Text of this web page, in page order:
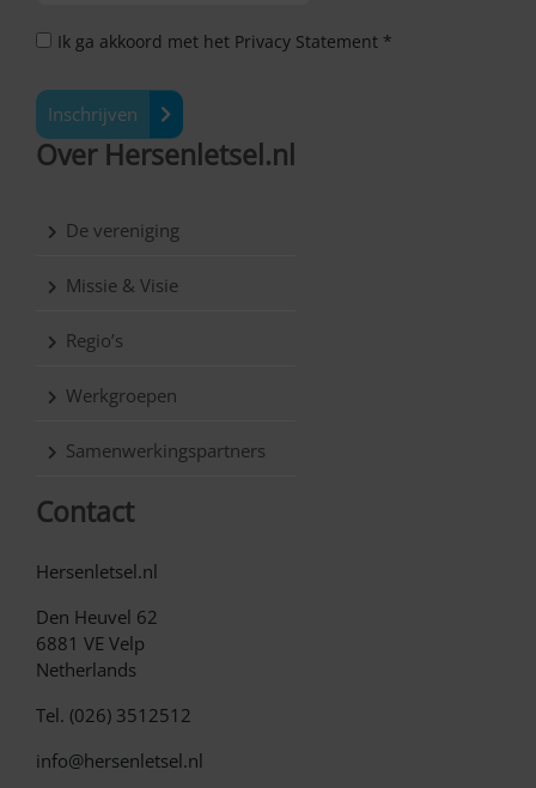
Ik ga akkoord met het Privacy Statement *
Inschrijven
Over Hersenletsel.nl
De vereniging
Missie & Visie
Regio’s
Werkgroepen
Samenwerkingspartners
Contact
Hersenletsel.nl
Den Heuvel 62
6881 VE Velp
Netherlands
Tel. (026) 3512512
info@hersenletsel.nl